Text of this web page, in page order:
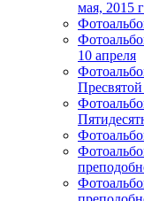
мая, 2015
10 апреля